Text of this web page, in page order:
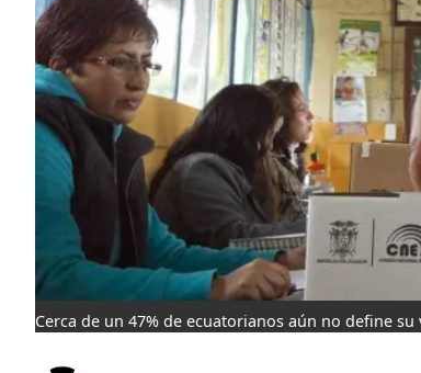
Cerca de un 47% de ecuatorianos aún no define su